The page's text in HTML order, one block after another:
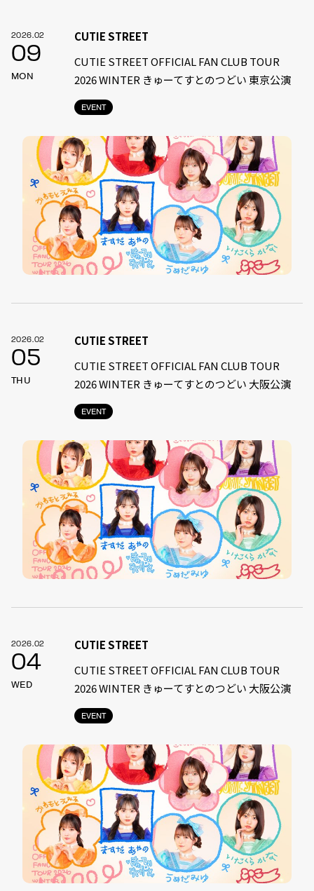
2026.02
09
MON
EVENT
CUTIE STREET
CUTIE STREET OFFICIAL FAN CLUB TOUR
2026 WINTER きゅーてすとのつどい 東京公演
2026.02
05
THU
EVENT
CUTIE STREET
CUTIE STREET OFFICIAL FAN CLUB TOUR
2026 WINTER きゅーてすとのつどい 大阪公演
2026.02
04
WED
EVENT
CUTIE STREET
CUTIE STREET OFFICIAL FAN CLUB TOUR
2026 WINTER きゅーてすとのつどい 大阪公演